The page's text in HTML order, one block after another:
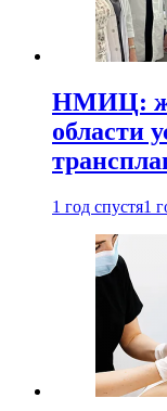
НМИЦ:
области
1 год спустя1